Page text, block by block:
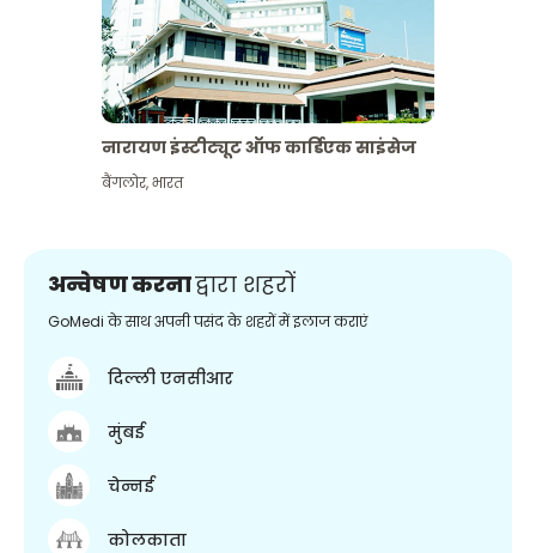
नारायण इंस्टीट्यूट ऑफ कार्डिएक साइंसेज
बैंगलोर,भारत
अन्वेषण करनाद्वारा शहरों
GoMedi के साथ अपनी पसंद के शहरों में इलाज कराएं
दिल्ली एनसीआर
मुंबई
चेन्नई
कोलकाता